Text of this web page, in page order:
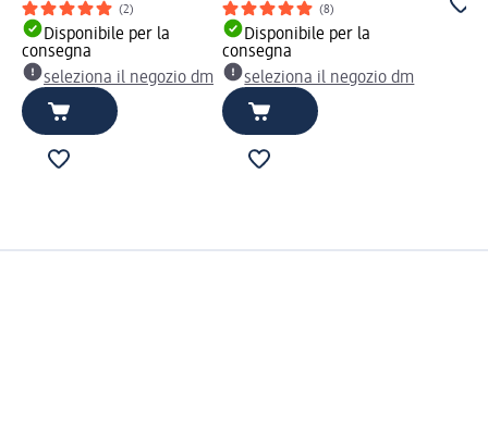
(2)
Disponibile per la
consegna
seleziona il negozio dm
(8)
Disponibile per la
consegna
seleziona il negozio dm